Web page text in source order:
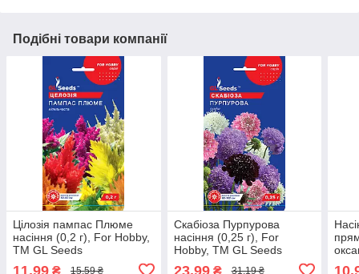
Подібні товари компанії
Цілозія пампас Плюме
насіння (0,2 г), For Hobby,
TM GL Seeds
11,99 ₴ 15,59 ₴
Скабіоза Пурпурова
насіння (0,25 г), For
Hobby, TM GL Seeds
23,99₴ 31,19 ₴